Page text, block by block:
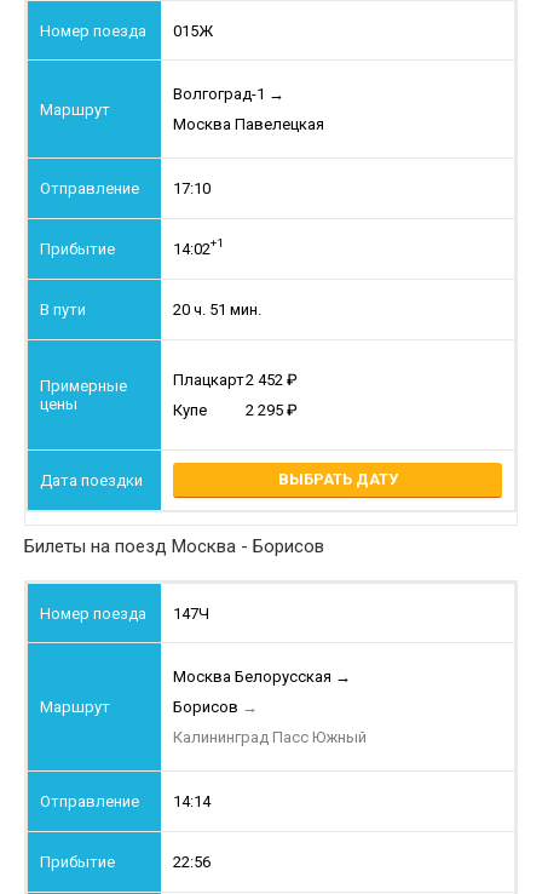
015Ж
Волгоград-1 →
Москва Павелецкая
17:10
14:02+1
20 ч. 51 мин.
Плацкарт2 452
Купе
2 295
ВЫБРАТЬ ДАТУ
Билеты на поезд Москва - Борисов
147Ч
Москва Белорусская →
Борисов →
Калининград Пасс Южный
14:14
22:56